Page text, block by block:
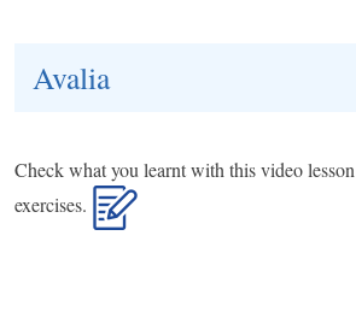
Avalia
Check what you learnt with this video
exercises.